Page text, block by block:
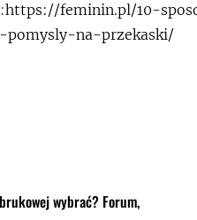
https://feminin.pl/10-
pomysly-na-przekaski/
wybrać? Forum,